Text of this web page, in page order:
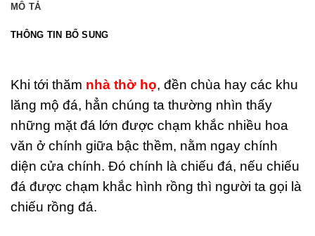
MÔ TẢ
THÔNG TIN BỔ SUNG
Khi tới thăm nhà thờ họ, đền chùa hay các khu
lăng mộ đá, hẳn chúng ta thường nhìn thấy
những mặt đá lớn được chạm khắc nhiều hoa
văn ở chính giữa bậc thềm, nằm ngay chính
diện cửa chính. Đó chính là chiếu đá, nếu chiếu
đá được chạm khắc hình rồng thì người ta gọi là
chiếu rồng đá.